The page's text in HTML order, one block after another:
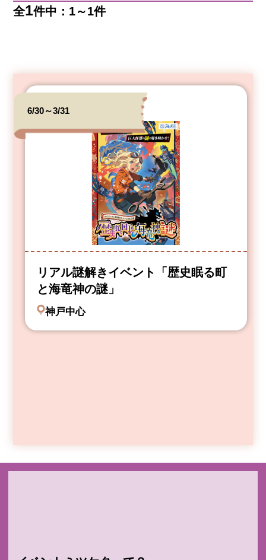
全1件中：1～1件
6/30～3/31
リアル謎解きイベント「歴史眠る町
と海竜神の謎」
神戸中心